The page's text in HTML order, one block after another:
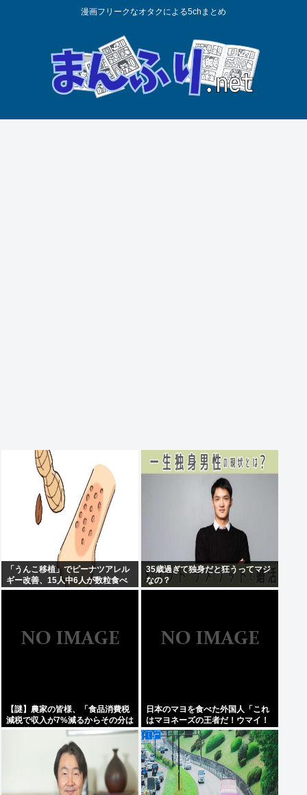
漫画フリークなオタクによる5chまとめ
「うんこ移植」でピーナツアレル
ギー改善、15人中6人が数粒食べ
られるように
35歳過ぎて独身だと狂うってマジ
なの？
【謎】農家の皆様、「食品消費税
減税で収入が7%減るからその分は
国が補償してくれ」と言い出す
日本のマヨを食べた外国人「これ
はマヨネーズの王者だ！ウマイ！
うますぎる！どこで買えるん
だ？」